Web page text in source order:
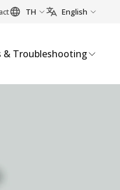
TH English
& Troubleshooting